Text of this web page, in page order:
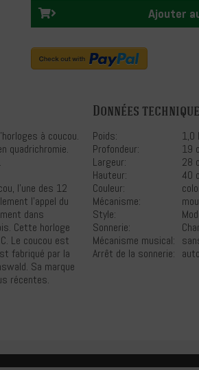
Ajouter
à coucou.
quadrichromie.
l'une des 12
l'appel du
dans
Cette horloge
Le coucou est
fabriqué par la
Sa marque
récentes.
Données
Poids:
1,0
Profondeur:
19
Largeur:
28
Hauteur:
40
Couleur:
Mécanisme:
Style:
Sonnerie:
Mécanisme musical:
Arrêt de la sonnerie: